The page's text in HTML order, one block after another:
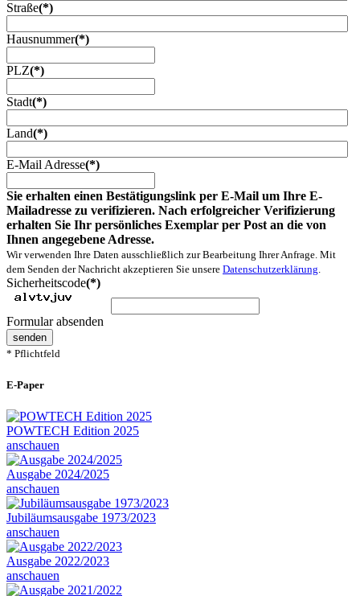
Straße(*)
Hausnummer(*)
PLZ(*)
Stadt(*)
Land(*)
E-Mail Adresse(*)
Sie erhalten einen Bestätigungslink per E-Mail um Ihre E-
Mailadresse zu verifizieren. Nach erfolgreicher Verifizierung
erhalten Sie Ihr persönliches Exemplar per Post an die von
Ihnen angegebene Adresse.
Wir verwenden Ihre Daten ausschließlich zur Bearbeitung Ihrer Anfrage. Mit
dem Senden der Nachricht akzeptieren Sie unsere Datenschutzerklärung.
Sicherheitscode(*)
Formular absenden
senden
* Pflichtfeld
E-Paper
POWTECH Edition 2025
anschauen
Ausgabe 2024/2025
anschauen
Jubiläumsausgabe 1973/2023
anschauen
Ausgabe 2022/2023
anschauen